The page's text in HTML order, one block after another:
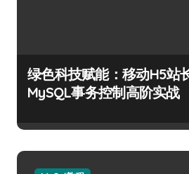
绿色科技赋能：移动H5站
MySQL事务控制高阶实战